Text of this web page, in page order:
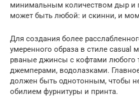
минимальным количеством дыр и
может быть любой: и скинни, и
Для создания более
умеренного образа в стиле casual
рваные джинсы с кофтами любого
джемперами, водолазками.
должен быть однотонным, чтобы
обилием фурнитуры и принта.